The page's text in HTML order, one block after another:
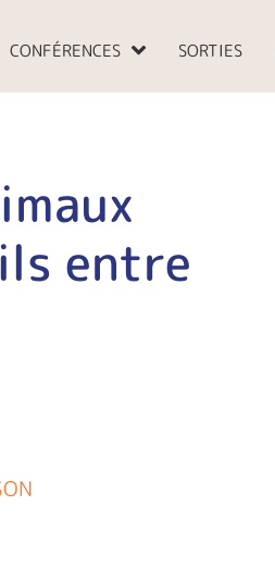
CONFÉRENCES SORTIES
entre